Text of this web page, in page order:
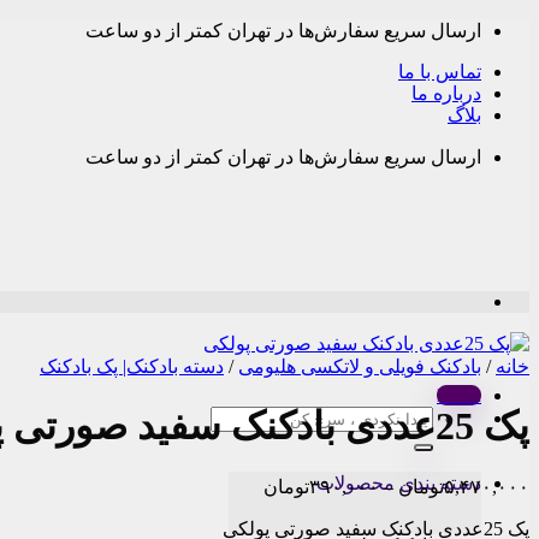
Skip
content
ارسال سریع سفارش‌ها در تهران کمتر از دو ساعت
تماس با ما
درباره ما
بلاگ
ارسال سریع سفارش‌ها در تهران کمتر از دو ساعت
Menu
جستجو
برای:
دسته بندی محصولات
خانه / بادکنک فویلی و لاتکسی هلیومی / دسته بادکنک| پک بادکنک
پک 25عددی بادکنک سفید صورتی پولکی
۵,۴۷۰,۰۰۰تومان – ۳۹۰,۰۰۰تومان
پک 25عددی بادکنک سفید صورتی پولکی